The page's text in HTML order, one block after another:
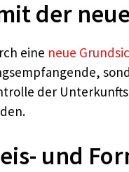
der
eine neue
der
und